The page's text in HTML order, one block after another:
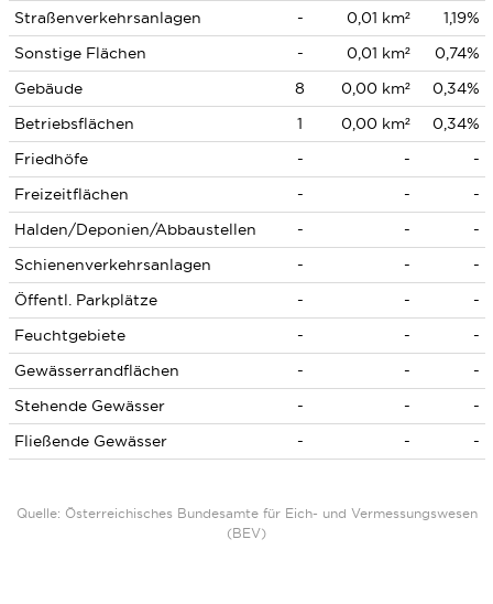
Straßenverkehrsanlagen - 0,01 km²
1,19%
Sonstige Flächen
- 0,01 km²
0,74%
Gebäude
8 0,00 km²
0,34%
Betriebsflächen
1 0,00 km²
0,34%
Friedhöfe
- -
-
Freizeitflächen
- -
-
Halden/Deponien/Abbaustellen
- -
-
Schienenverkehrsanlagen
- -
-
Öffentl. Parkplätze
- -
-
Feuchtgebiete
- -
-
Gewässerrandflächen
- -
-
Stehende Gewässer
- -
-
Fließende Gewässer
- - -
Quelle: Österreichisches Bundesamte für Eich- und Vermessungswesen
(BEV)